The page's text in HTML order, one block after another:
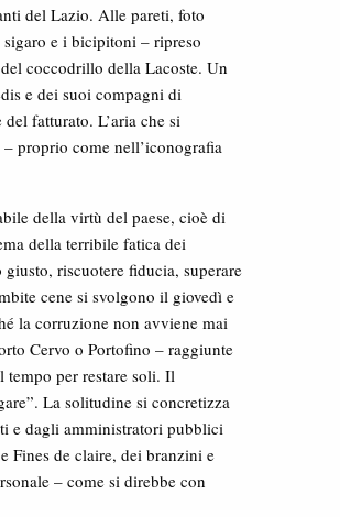
del Lazio. Alle pareti, foto
e i bicipitoni – ripreso
coccodrillo della Lacoste. Un
e dei suoi compagni di
fatturato. L’aria che si
proprio come nell’iconografia
della virtù del paese, cioè di
della terribile fatica dei
riscuotere fiducia, superare
cene si svolgono il giovedì e
la corruzione non avviene mai
Cervo o Portofino – raggiunte
per restare soli. Il
La solitudine si concretizza
e dagli amministratori pubblici
Fines de claire, dei branzini e
– come si direbbe con